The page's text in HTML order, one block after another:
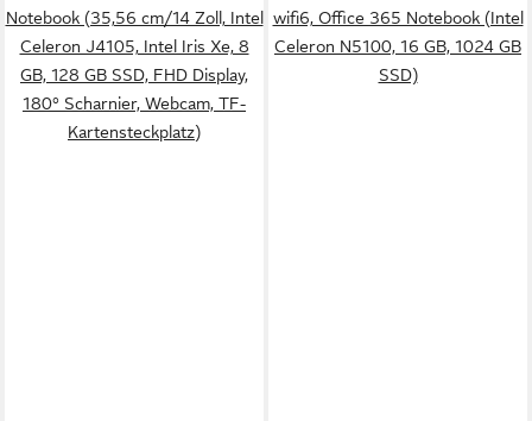
Notebook (35,56 cm/14 Zoll, Intel
Celeron J4105, Intel Iris Xe, 8
GB, 128 GB SSD, FHD Display,
180° Scharnier, Webcam, TF-
Kartensteckplatz)
wifi6, Office 365 Notebook (Intel
Celeron N5100, 16 GB, 1024 GB
SSD)